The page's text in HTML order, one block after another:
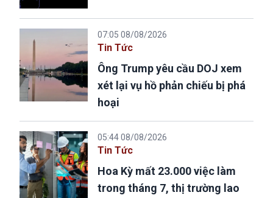
07:05 08/08/2026
Tin Tức
Ông Trump yêu cầu DOJ xem
xét lại vụ hồ phản chiếu bị phá
hoại
05:44 08/08/2026
Tin Tức
Hoa Kỳ mất 23.000 việc làm
trong tháng 7, thị trường lao